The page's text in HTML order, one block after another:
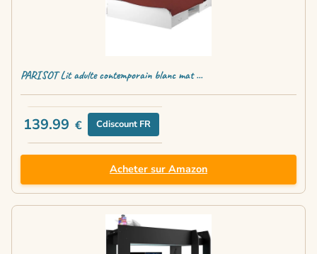
PARISOT Lit adulte contemporain blanc mat ...
139.99 € Cdiscount FR
Acheter sur Amazon